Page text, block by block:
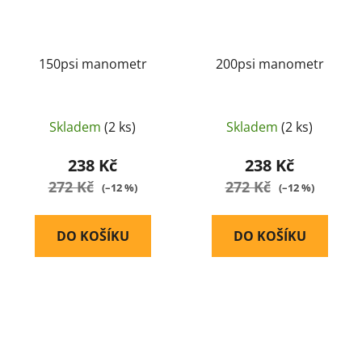
150psi manometr
Skladem (2 ks)
238 Kč
272 Kč (–12 %)
DO KOŠÍKU
200psi manometr
Skladem (2 ks)
238 Kč
272 Kč (–12 %)
DO KOŠÍKU